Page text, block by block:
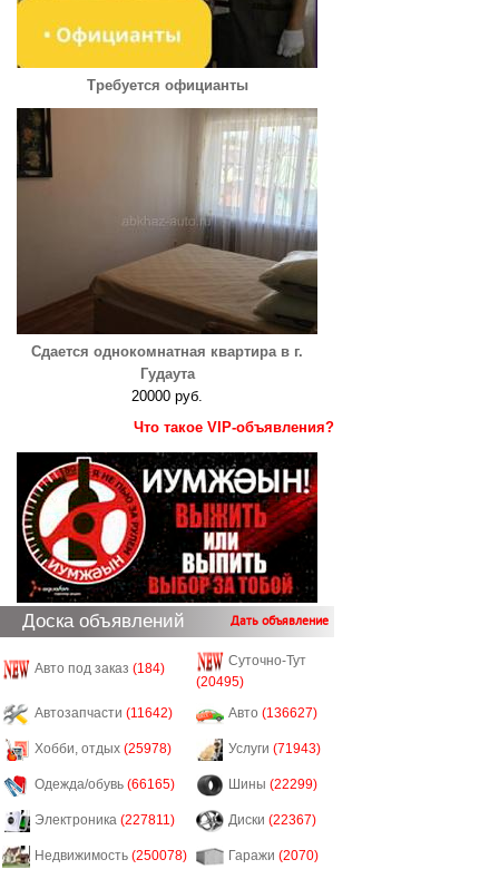
Требуется официанты
Сдается однокомнатная квартира в г.
Гудаута
20000 руб.
Что такое VIP-объявления?
Доска объявлений Дать объявление
Авто под заказ (184)
Суточно-Тут
(20495)
Автозапчасти (11642) Авто (136627)
Хобби, отдых (25978) Услуги (71943)
Одежда/обувь (66165) Шины (22299)
Электроника (227811) Диски (22367)
Недвижимость (250078) Гаражи (2070)